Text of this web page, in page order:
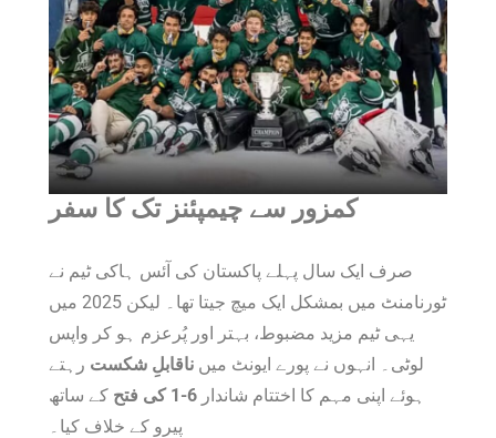
کمزور سے چیمپئنز تک کا سفر
صرف ایک سال پہلے پاکستان کی آئس ہاکی ٹیم نے
ٹورنامنٹ میں بمشکل ایک میچ جیتا تھا۔ لیکن 2025 میں
یہی ٹیم مزید مضبوط، بہتر اور پُرعزم ہو کر واپس
لوٹی۔ انہوں نے پورے ایونٹ میں ناقابلِ شکست رہتے
ہوئے اپنی مہم کا اختتام شاندار 6-1 کی فتح
کے ساتھ
پیرو کے خلاف کیا۔